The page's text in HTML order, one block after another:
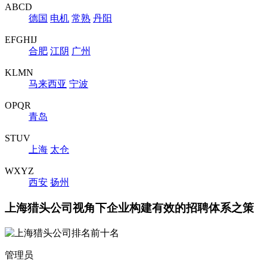
ABCD
德国 电机 常熟 丹阳
EFGHIJ
合肥 江阴 广州
KLMN
马来西亚 宁波
OPQR
青岛
STUV
上海 太仓
WXYZ
西安 扬州
上海猎头公司视角下企业构建有效的招聘体系之策
管理员